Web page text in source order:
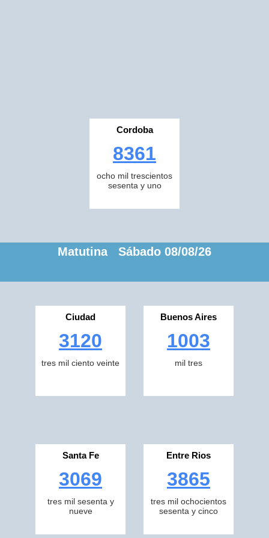
Cordoba
8361
ocho mil trescientos
sesenta y uno
Matutina Sábado 08/08/26
Ciudad
3120
tres mil ciento veinte
Buenos Aires
1003
mil tres
Santa Fe
3069
tres mil sesenta y
nueve
Entre Rios
3865
tres mil ochocientos
sesenta y cinco